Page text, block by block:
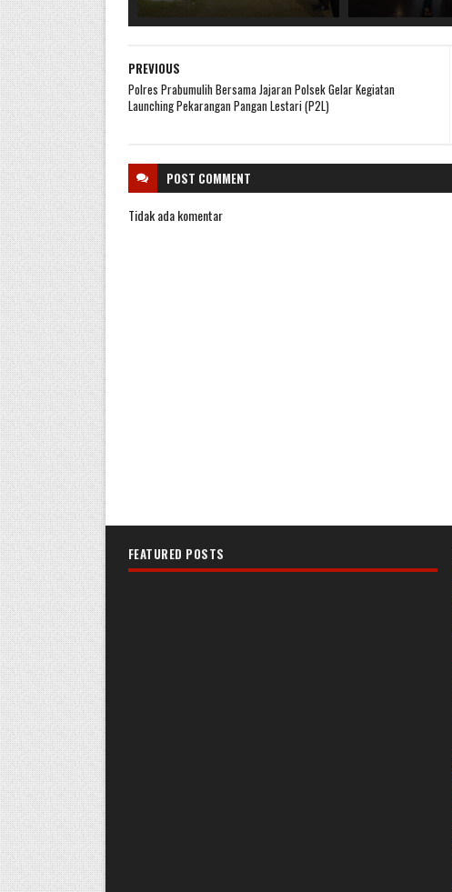
PREVIOUS
Polres Prabumulih Bersama Jajaran Polsek Gelar Kegiatan
Launching Pekarangan Pangan Lestari (P2L)
POST COMMENT
Tidak ada komentar
FEATURED POSTS